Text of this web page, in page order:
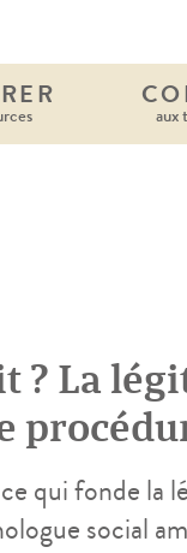
aux
? La
qui fonde la
social